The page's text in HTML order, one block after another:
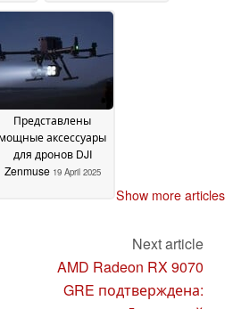
Представлены
мощные аксессуары
для дронов DJI
Zenmuse 19 April 2025
Show more articles
Next article
AMD Radeon RX 9070
GRE подтверждена: